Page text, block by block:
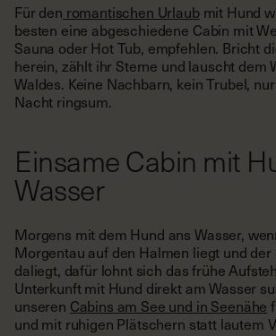
Für den romantischen Urlaubmit Hund
besten eine abgeschiedene Cabin mit
Sauna oder Hot Tub, empfehlen. Bricht
herein, zählt ihr Sterne und lauscht dem
Waldes. Keine Nachbarn, kein Trubel,
Nacht ringsum.
Einsame Cabin mit
Wasser
Morgens mit dem Hund ans Wasser,
Morgentau auf den Halmen liegt und
daliegt, dafür lohnt sich das frühe
Unterkunft mit Hund direkt am Wasser
unseren Cabins am See und in Seenähe
und mit ruhigen Plätschern statt lautem